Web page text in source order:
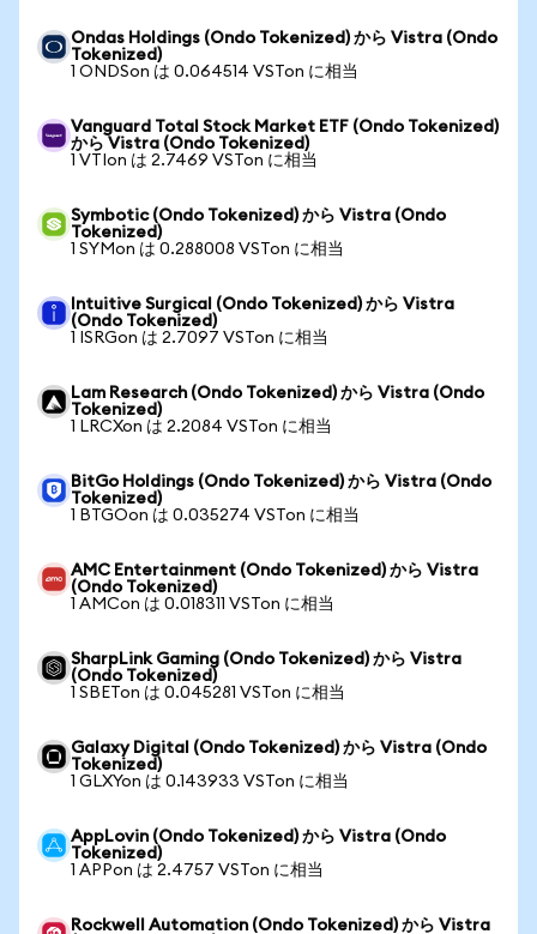
Ondas Holdings (Ondo Tokenized) から Vistra (Ondo
Tokenized)
1 ONDSon は 0.064514 VSTon に相当
Vanguard Total Stock Market ETF (Ondo Tokenized)
から Vistra (Ondo Tokenized)
1 VTIon は 2.7469 VSTon に相当
Symbotic (Ondo Tokenized) から Vistra (Ondo
Tokenized)
1 SYMon は 0.288008 VSTon に相当
Intuitive Surgical (Ondo Tokenized) から Vistra
(Ondo Tokenized)
1 ISRGon は 2.7097 VSTon に相当
Lam Research (Ondo Tokenized) から Vistra (Ondo
Tokenized)
1 LRCXon は 2.2084 VSTon に相当
BitGo Holdings (Ondo Tokenized) から Vistra (Ondo
Tokenized)
1 BTGOon は 0.035274 VSTon に相当
AMC Entertainment (Ondo Tokenized) から Vistra
(Ondo Tokenized)
1 AMCon は 0.018311 VSTon に相当
SharpLink Gaming (Ondo Tokenized) から Vistra
(Ondo Tokenized)
1 SBETon は 0.045281 VSTon に相当
Galaxy Digital (Ondo Tokenized) から Vistra (Ondo
Tokenized)
1 GLXYon は 0.143933 VSTon に相当
AppLovin (Ondo Tokenized) から Vistra (Ondo
Tokenized)
1 APPon は 2.4757 VSTon に相当
Rockwell Automation (Ondo Tokenized) から Vistra